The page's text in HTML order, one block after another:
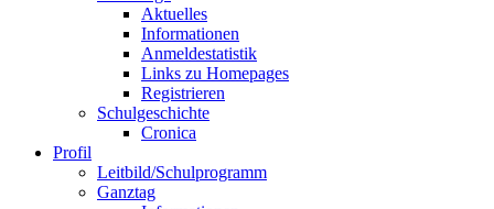
Aktuelles
Informationen
Anmeldestatistik
Links zu Homepages
Registrieren
Schulgeschichte
Cronica
Profil
Leitbild/Schulprogramm
Ganztag